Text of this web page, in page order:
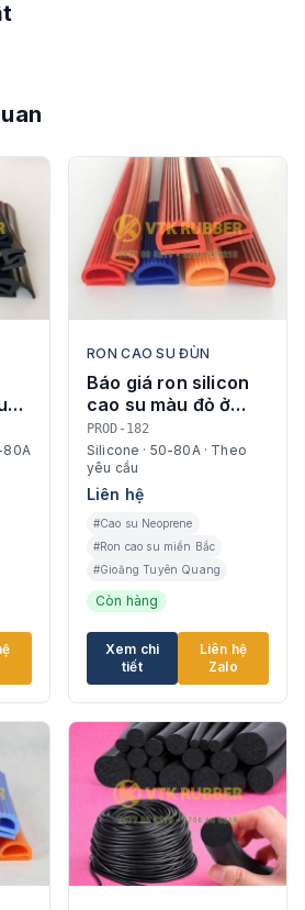
80A
RON CAO SU ĐÙN
Báo giá ron silicon
cao su màu đỏ ở
Tuyên Quang
PROD-182
Silicone · 50-80A · Theo
yêu cầu
Liên hệ
#Cao su Neoprene
#Ron cao su miền Bắc
#Gioăng Tuyên Quang
Còn hàng
Xem chi
tiết
Liên hệ
Zalo